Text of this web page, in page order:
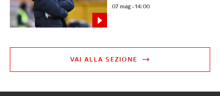
07 mag - 14:00
VAI ALLA SEZIONE